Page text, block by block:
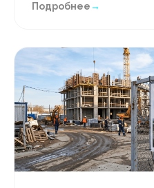
Подробнее→